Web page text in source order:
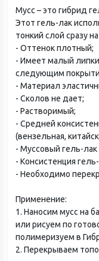
Мусс – это гибрид
Этот гель-лак
тонкий слой сразу
- Оттенок плотный;
- Имеет малый
следующим
- Материал
- Сколов не дает;
- Растворимый;
- Средней
(вензельная,
- Муссовый гель-
- Консистенция
- Необходимо
Применение:
1. Наносим мусс на
или рисуем по
полимеризуем в
2. Перекрываем